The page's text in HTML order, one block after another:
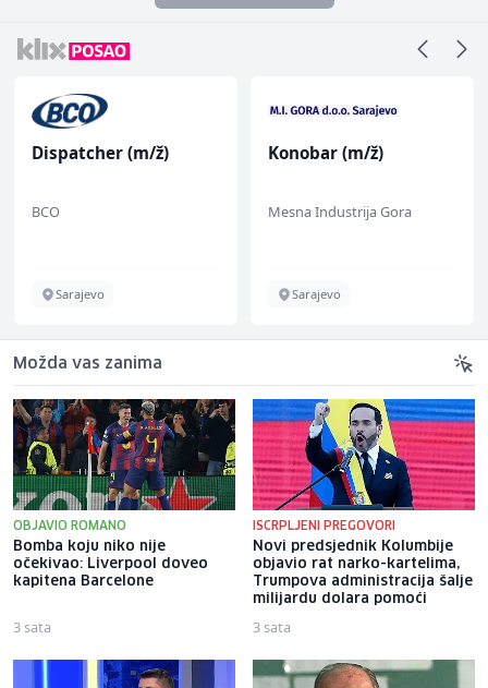
Dispatcher (m/ž)
BCO
Sarajevo
Konobar (m/ž)
Mesna Industrija Gora
Sarajevo
Možda vas zanima
OBJAVIO ROMANO
Bomba koju niko nije
očekivao: Liverpool doveo
kapitena Barcelone
3 sata
ISCRPLJENI PREGOVORI
Novi predsjednik Kolumbije
objavio rat narko-kartelima,
Trumpova administracija šalje
milijardu dolara pomoći
3 sata